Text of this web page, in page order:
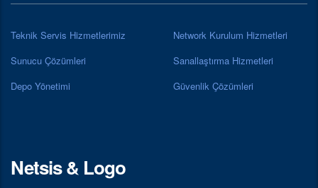
Teknik Servis Hizmetlerimiz
Network Kurulum Hizmetleri
Sunucu Çözümleri
Sanallaştırma Hizmetleri
Depo Yönetimi
Güvenlik Çözümleri
Netsis & Logo